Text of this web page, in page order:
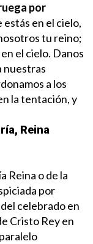
por
en el cielo,
tu reino;
el cielo. Danos
nuestras
a los
la tentación, y
Reina
Reina o de la
por
celebrado en
Cristo Rey en